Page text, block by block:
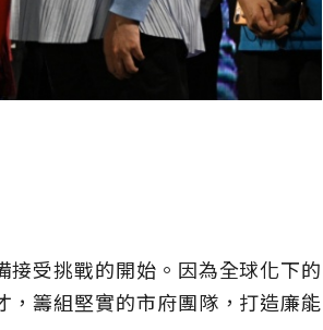
受挑戰的開始。因為全球化下的
，籌組堅實的市府團隊，打造廉能